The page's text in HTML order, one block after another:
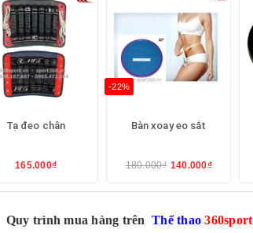
Tạ đeo chân
165.000₫
-22%
Bàn xoay eo sắt
180.000₫ 140.000₫
Quy trình mua hàng trên Thể thao 360sport